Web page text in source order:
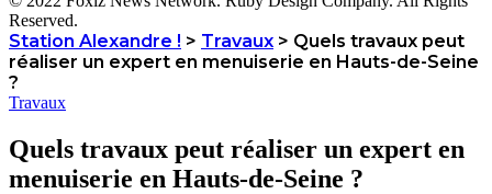
Reserved.
Station Alexandre ! > Travaux > Quels travaux peut
réaliser un expert en menuiserie en Hauts-de-Seine
?
Travaux
Quels travaux peut réaliser un expert en
menuiserie en Hauts-de-Seine ?